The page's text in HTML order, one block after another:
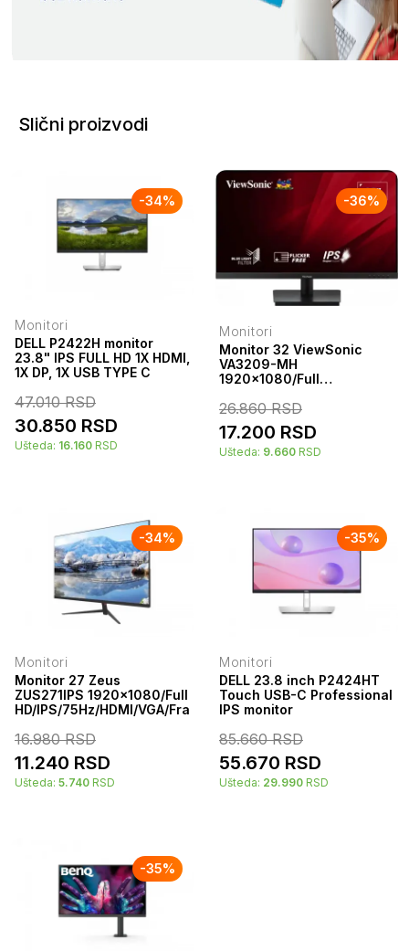
Slični proizvodi
-34%
Monitori
DELL P2422H monitor
23.8" IPS FULL HD 1X HDMI,
1X DP, 1X USB TYPE C
47.010RSD
30.850 RSD
Ušteda: 16.160 RSD
-36%
Monitori
Monitor 32 ViewSonic
VA3209-MH
1920x1080/Full
26.860RSD
17.200 RSD
Ušteda: 9.660 RSD
-34%
Monitori
Monitor 27 Zeus
ZUS271IPS 1920x1080/Full
HD/IPS/75Hz/HDMI/VGA/Frameless
16.980RSD
11.240 RSD
Ušteda: 5.740 RSD
-35%
Monitori
DELL 23.8 inch P2424HT
Touch USB-C Professional
IPS monitor
85.660RSD
55.670 RSD
Ušteda: 29.990 RSD
-35%